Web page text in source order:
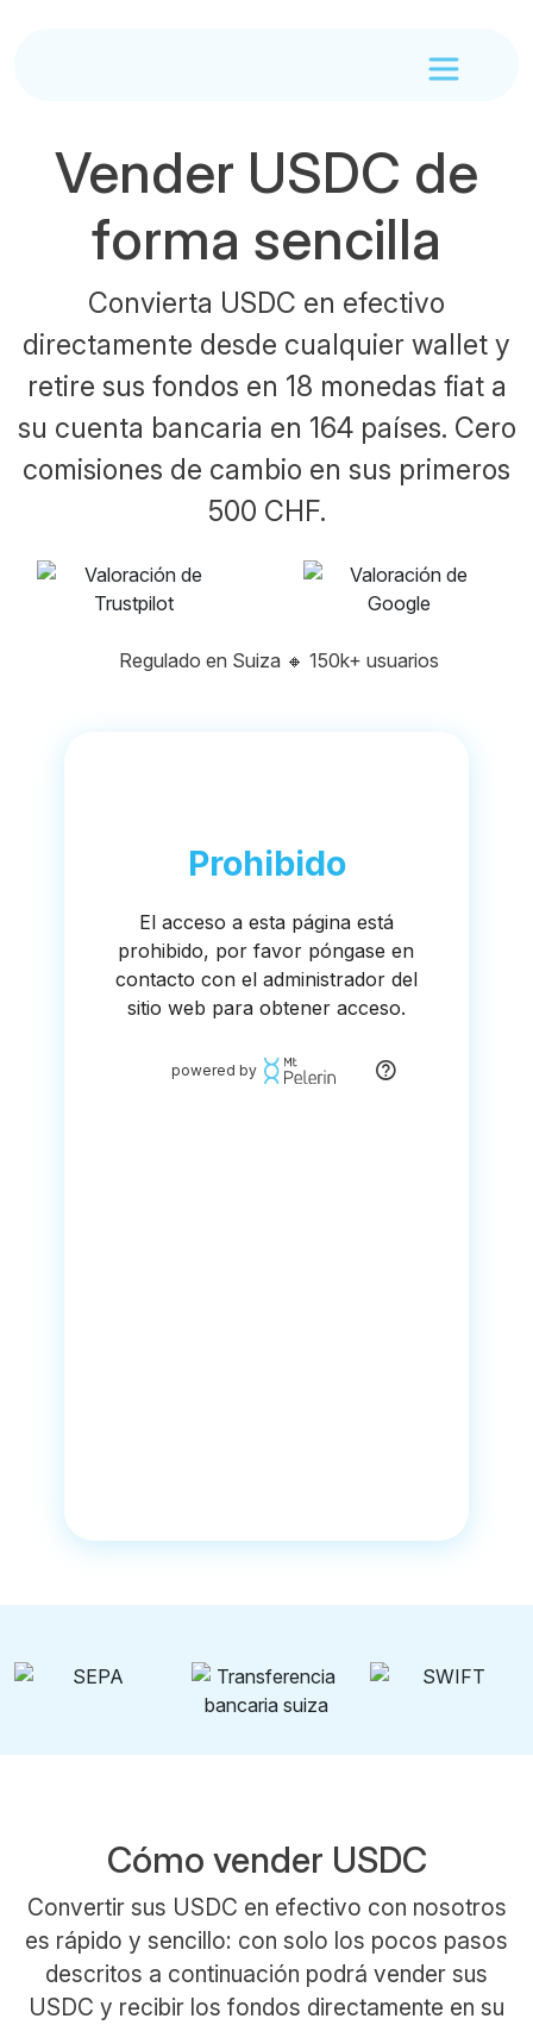
Vender USDC de
forma sencilla
Convierta USDC en efectivo
directamente desde cualquier wallet y
retire sus fondos en 18 monedas fiat a
su cuenta bancaria en 164 países. Cero
comisiones de cambio en sus primeros
500 CHF.
Regulado en Suiza 🔸 150k+ usuarios
Cómo vender USDC
Convertir sus USDC en efectivo con nosotros
es rápido y sencillo: con solo los pocos pasos
descritos a continuación podrá vender sus
USDC y recibir los fondos directamente en su